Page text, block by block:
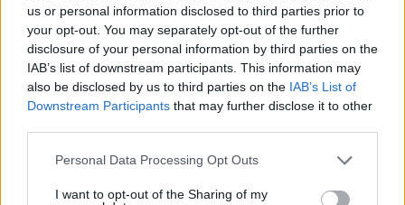
us or personal information disclosed to third parties prior to
your opt-out. You may separately opt-out of the further
disclosure of your personal information by third parties on the
IAB’s list of downstream participants. This information may
also be disclosed by us to third parties on the IAB’s List of
Downstream Participants that may further disclose it to other
Please note that this website/app uses one or more Google
not limited to your visit or usage behaviour. You may click to
Personal Data Processing Opt Outs
I want to opt-out of the Sharing of my
11 επιβλητικά μοναστήρια σε νησιά της
Ελλάδας
17.06.2026, 22:51
Kύπελλο: Μία διοργάνωση, δώδεκα